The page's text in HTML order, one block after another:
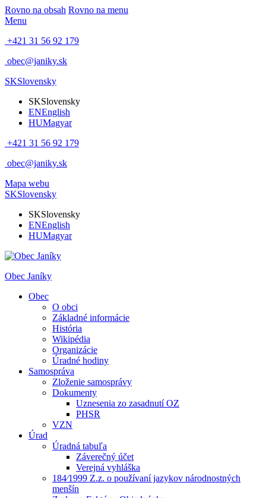
Rovno na obsah Rovno na menu
Menu
+421 31 56 92 179
obec@janiky.sk
SKSlovensky
SKSlovensky
ENEnglish
HUMagyar
+421 31 56 92 179
obec@janiky.sk
Mapa webu
SKSlovensky
SKSlovensky
ENEnglish
HUMagyar
Obec Janíky
Obec
O obci
Základné informácie
História
Wikipédia
Organizácie
Úradné hodiny
Samospráva
Zloženie samosprávy
Dokumenty
Uznesenia zo zasadnutí OZ
PHSR
VZN
Úrad
Úradná tabuľa
Záverečný účet
Verejná vyhláška
184⁄1999 Z.z. o používaní jazykov národnostných
menšín